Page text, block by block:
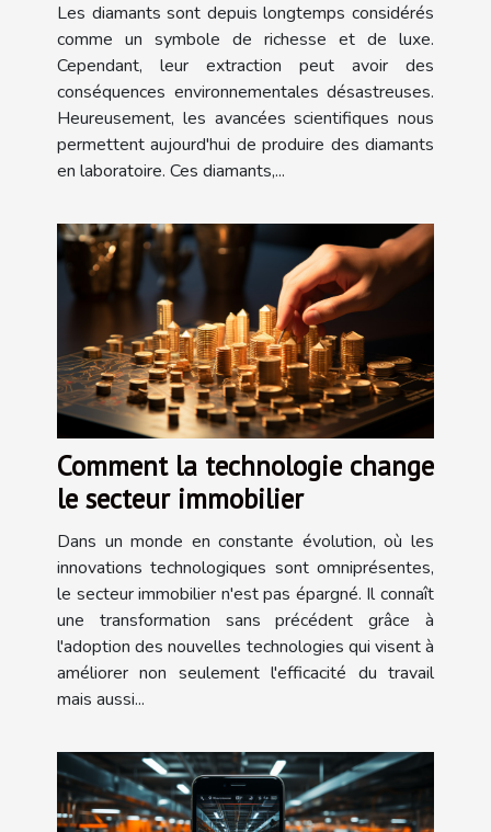
Les diamants sont depuis longtemps considérés
comme un symbole de richesse et de luxe.
Cependant, leur extraction peut avoir des
conséquences environnementales désastreuses.
Heureusement, les avancées scientifiques nous
permettent aujourd'hui de produire des diamants
en laboratoire. Ces diamants,...
Comment la technologie change
le secteur immobilier
Dans un monde en constante évolution, où les
innovations technologiques sont omniprésentes,
le secteur immobilier n'est pas épargné. Il connaît
une transformation sans précédent grâce à
l'adoption des nouvelles technologies qui visent à
améliorer non seulement l'efficacité du travail
mais aussi...